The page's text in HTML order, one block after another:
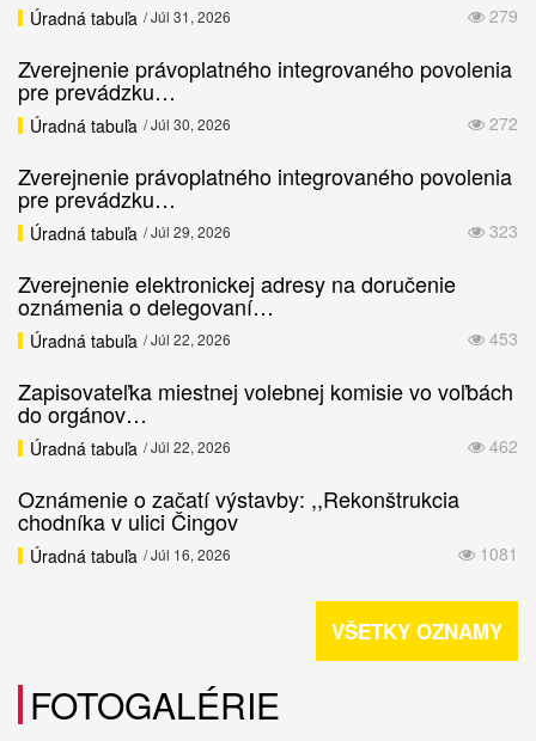
279
Úradná tabuľa / Júl 31, 2026
Zverejnenie právoplatného integrovaného povolenia
pre prevádzku…
272
Úradná tabuľa / Júl 30, 2026
Zverejnenie právoplatného integrovaného povolenia
pre prevádzku…
323
Úradná tabuľa / Júl 29, 2026
Zverejnenie elektronickej adresy na doručenie
oznámenia o delegovaní…
453
Úradná tabuľa / Júl 22, 2026
Zapisovateľka miestnej volebnej komisie vo voľbách
do orgánov…
462
Úradná tabuľa / Júl 22, 2026
Oznámenie o začatí výstavby: ,,Rekonštrukcia
chodníka v ulici Čingov
1081
Úradná tabuľa / Júl 16, 2026
VŠETKY OZNAMY
FOTOGALÉRIE